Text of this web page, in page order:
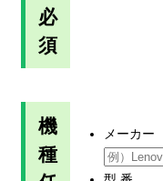
必
須
機
種
メーカー